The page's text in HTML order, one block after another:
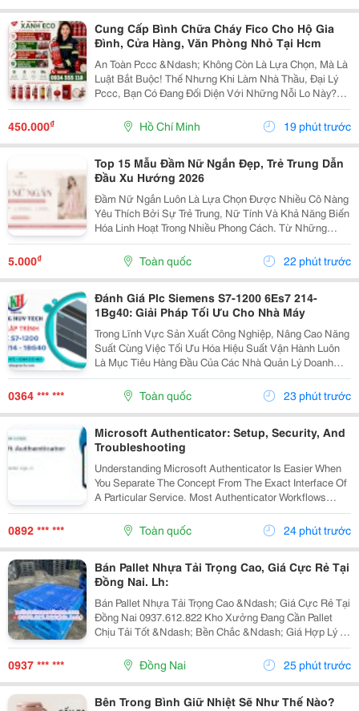
Cung Cấp Bình Chữa Cháy Fico Cho Hộ Gia
Đình, Cửa Hàng, Văn Phòng Nhỏ Tại Hcm
An Toàn Pccc &Ndash; Không Còn Là Lựa Chọn, Mà Là
Luật Bắt Buộc! Thế Nhưng Khi Làm Nhà Thầu, Đại Lý
Pccc, Bạn Có Đang Đối Diện Với Những Nỗi Lo Này?
Đại Lý Nhỏ: Sợ Ôm Hàng, Vốn Chôn, Rủi Ro Cao. Nhà
Thầu: Hồ Sơ Pháp Lý Không Đủ, Công Trình Chậm...
450.000₫ Hồ Chí Minh 19 phút trước
Top 15 Mẫu Đầm Nữ Ngắn Đẹp, Trẻ Trung Dẫn
Đầu Xu Hướng 2026
Đầm Nữ Ngắn Luôn Là Lựa Chọn Được Nhiều Cô Nàng
Yêu Thích Bởi Sự Trẻ Trung, Nữ Tính Và Khả Năng Biến
Hóa Linh Hoạt Trong Nhiều Phong Cách. Từ Những
Thiết Kế Babydoll Đáng Yêu, Đầm Chữ A Thanh Lịch
Đến Kiểu Trễ Vai Quyến Rũ Hay Tay Phồng Điệu Đà,
5.000₫ Toàn quốc 22 phút trước
Đánh Giá Plc Siemens S7-1200 6Es7 214-
1Bg40: Giải Pháp Tối Ưu Cho Nhà Máy
Trong Lĩnh Vực Sản Xuất Công Nghiệp, Nâng Cao Năng
Suất Cùng Việc Tối Ưu Hóa Hiệu Suất Vận Hành Luôn
Là Mục Tiêu Hàng Đầu Của Các Nhà Quản Lý Doanh
Nghiệp. Để Hỗ Trợ Các Dây Chuyền Và Hệ Thống Tự
Động Hóa Làm Việc Chính Xác, Mượt Mà Hơn, Một
Thiết Bị...
0364 *** *** Toàn quốc 23 phút trước
Microsoft Authenticator: Setup, Security, And
Troubleshooting
Understanding Microsoft Authenticator Is Easier When
You Separate The Concept From The Exact Interface Of
A Particular Service. Most Authenticator Workflows
Connect An Account To An App, Device, Or Verification
Method And Then Request A Changing Code...
0892 *** *** Toàn quốc 24 phút trước
Bán Pallet Nhựa Tải Trọng Cao, Giá Cực Rẻ Tại
Đồng Nai. Lh:
Bán Pallet Nhựa Tải Trọng Cao &Ndash; Giá Cực Rẻ Tại
Đồng Nai 0937.612.822 Kho Xưởng Đang Cần Pallet
Chịu Tải Tốt &Ndash; Bền Chắc &Ndash; Giá Hợp Lý ?
Có Ngay Đây Ạ! Pallet Nhựa Tải Trọng Cao &Ndash;
Chuyên Dùng: ✅ Kê Hàng Hóa, Máy Móc, Nguyên...
0937 *** *** Đồng Nai 25 phút trước
Bên Trong Bình Giữ Nhiệt Sẽ Như Thế Nào?